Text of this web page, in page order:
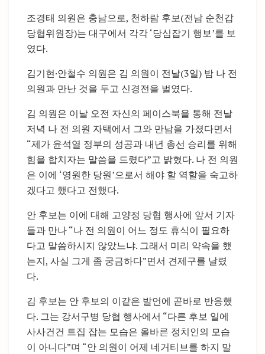
조경태 의원은 충남으로, 천하람 후보(전남 순천갑
당협위원장)는 대구에서 각각 ‘당심잡기 행보’를 보
였다.
김기현·안철수 의원은 김 의원이 전날(3일) 밤 나 전
의원과 만난 것을 두고 신경전을 벌였다.
김 의원은 이날 오전 자신의 페이스북을 통해 전날
저녁 나 전 의원 자택에서 그와 만남을 가졌다면서
“제가 윤석열 정부의 성공과 내년 총선 승리를 위해
힘을 합치자는 말씀을 드렸다”고 밝혔다. 나 전 의원
은 이에 ‘영원한 당원’으로서 해야 할 역할을 숙고하
겠다고 했다고 전했다.
안 후보는 이에 대해 고양정 당협 행사에 앞서 기자
들과 만나 “나 전 의원이 어느 정도 휴식이 필요하
다고 말씀하시지 않았느냐. 그래서 미리 약속을 했
는지, 사실 그게 좀 궁금하다”면서 견제구를 날렸
다.
김 후보는 안 후보의 이같은 발언에 곧바로 반응했
다. 그는 강서구병 당협 행사에서 “다른 후보 일에
사사건건 트집 잡는 모습은 올바른 정치인의 모습
이 아니다”며 “안 의원이 어제 네거티브를 하지 말